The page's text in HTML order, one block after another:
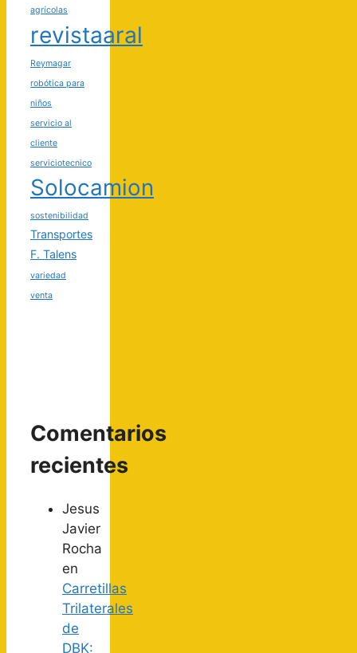
agrícolas
revistaaral
Reymagar
robótica para
niños
servicio al
cliente
serviciotecnico
Solocamion
sostenibilidad
Transportes
F. Talens
variedad
venta
Comentarios
recientes
Jesus
Javier
Rocha
en
Carretillas
Trilaterales
de
DBK: